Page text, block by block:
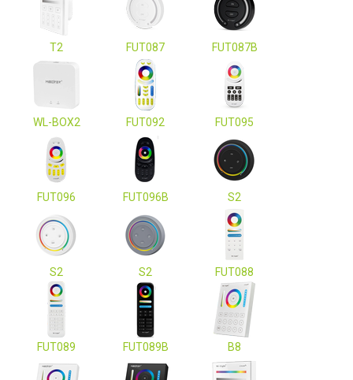
T2 FUT087 FUT087B
WL-BOX2 FUT092 FUT095
FUT096 FUT096B S2
S2 S2 FUT088
FUT089 FUT089B B8